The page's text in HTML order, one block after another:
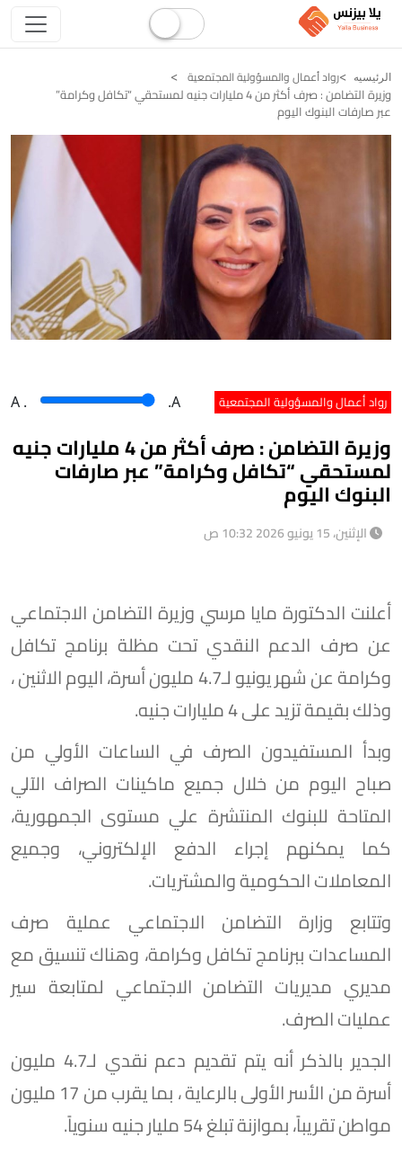
الرئيسيه رواد أعمال والمسؤولية المجتمعية
وزيرة التضامن : صرف أكثر من 4 مليارات جنيه لمستحقي “تكافل وكرامة”
عبر صارفات البنوك اليوم
رواد أعمال والمسؤولية المجتمعية A . .A
وزيرة التضامن : صرف أكثر من 4 مليارات جنيه
لمستحقي “تكافل وكرامة” عبر صارفات
البنوك اليوم
الإثنين، 15 يونيو 2026 10:32 ص
أعلنت الدكتورة مايا مرسي وزيرة التضامن الاجتماعي
عن صرف الدعم النقدي تحت مظلة برنامج تكافل
وكرامة عن شهر يونيو لـ4.7 مليون أسرة، اليوم الاثنين ،
وذلك بقيمة تزيد على 4 مليارات جنيه.
وبدأ المستفيدون الصرف في الساعات الأولي من
صباح اليوم من خلال جميع ماكينات الصراف الآلي
المتاحة للبنوك المنتشرة علي مستوى الجمهورية،
كما يمكنهم إجراء الدفع الإلكتروني، وجميع
المعاملات الحكومية والمشتريات.
وتتابع وزارة التضامن الاجتماعي عملية صرف
المساعدات ببرنامج تكافل وكرامة، وهناك تنسيق مع
مديري مديريات التضامن الاجتماعي لمتابعة سير
عمليات الصرف.
الجدير بالذكر أنه يتم تقديم دعم نقدي لـ4.7 مليون
أسرة من الأسر الأولى بالرعاية ، بما يقرب من 17 مليون
مواطن تقريباً، بموازنة تبلغ 54 مليار جنيه سنوياً.